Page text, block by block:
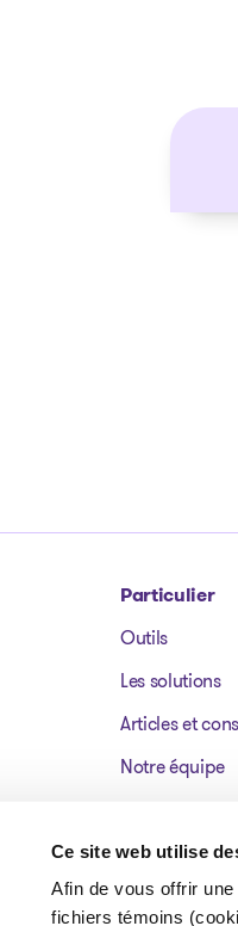
Ce site web utilise
Afin de vous offrir
fichiers témoins
Particulier
Outils
Les solutions
Articles et
Notre équipe
Témoignages
FAQ